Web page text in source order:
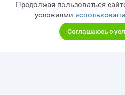
Продолжая пользоваться
условиями
Соглашаюсь с